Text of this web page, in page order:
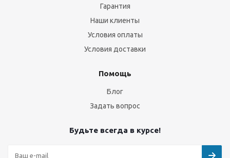
Гарантия
Наши клиенты
Условия оплаты
Условия доставки
Помощь
Блог
Задать вопрос
Будьте всегда в курсе!